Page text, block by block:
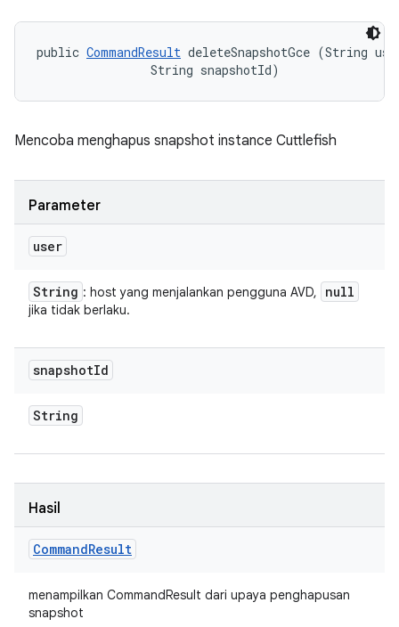
public CommandResult deleteSnapshotGce (String
                String snapshotId)
Mencoba menghapus snapshot instance Cuttlefish
Parameter
user
String : host yang menjalankan pengguna AVD, null
jika tidak berlaku.
snapshotId
String
Hasil
CommandResult
menampilkan CommandResult dari upaya penghapusan
snapshot